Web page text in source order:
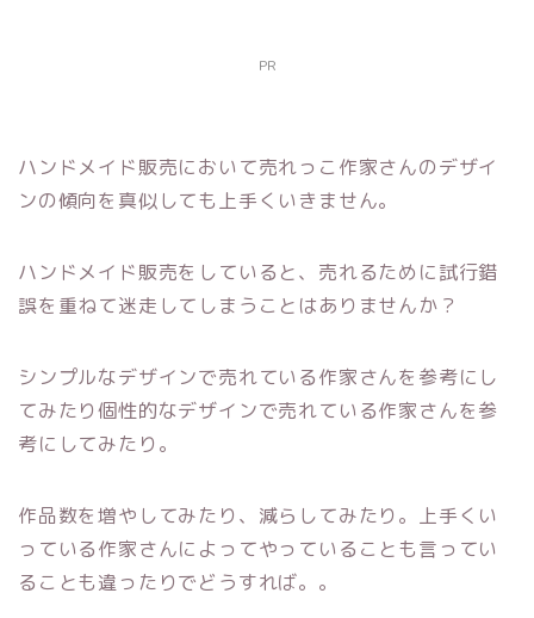
PR
ハンドメイド販売において売れっこ作家さんのデザイ
ンの傾向を真似しても上手くいきません。
ハンドメイド販売をしていると、売れるために試行錯
誤を重ねて迷走してしまうことはありませんか？
シンプルなデザインで売れている作家さんを参考にし
てみたり個性的なデザインで売れている作家さんを参
考にしてみたり。
作品数を増やしてみたり、減らしてみたり。上手くい
っている作家さんによってやっていることも言ってい
ることも違ったりでどうすれば。。